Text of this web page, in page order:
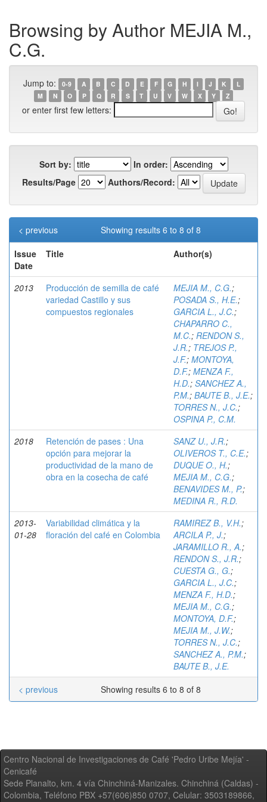
Browsing by Author MEJIA M.,
C.G.
Jump to: 0-9 A B C D E F G H I J K
L
M
N O P Q R S T U V W X Y Z
or enter first few letters:
Sort by:
In order:
Results/Page
Authors/Record:
Showing results 6 to 8 of 8
< previous
Issue
Date
Title Author(s)
2013
Producción de semilla de café
variedad Castillo y sus
compuestos regionales
MEJIA M., C.G.;
POSADA S., H.E.;
GARCIA L., J.C.;
CHAPARRO C.,
M.C.; RENDON S.,
J.R.; TREJOS P.,
J.F.; MONTOYA,
D.F.; MENZA F.,
H.D.; SANCHEZ A.,
P.M.; BAUTE B., J.E.;
TORRES N., J.C.;
OSPINA P., C.M.
2018
Retención de pases : Una
opción para mejorar la
productividad de la mano de
obra en la cosecha de café
SANZ U., J.R.;
OLIVEROS T., C.E.;
DUQUE O., H.;
MEJIA M., C.G.;
BENAVIDES M., P.;
MEDINA R., R.D.
2013-
01-28
Variabilidad climática y la
floración del café en Colombia
RAMIREZ B., V.H.;
ARCILA P., J.;
JARAMILLO R., A.;
RENDON S., J.R.;
CUESTA G., G.;
GARCIA L., J.C.;
MENZA F., H.D.;
MEJIA M., C.G.;
MONTOYA, D.F.;
MEJIA M., J.W.;
TORRES N., J.C.;
SANCHEZ A., P.M.;
BAUTE B., J.E.
Showing results 6 to 8 of 8
< previous
Centro Nacional de Investigaciones de Café 'Pedro Uribe Mejía' -
Cenicafé
Sede Planalto, km. 4 vía Chinchiná-Manizales. Chinchiná (Caldas) -
Colombia, Teléfono PBX +57(606)850 0707, Celular: 3503189866,